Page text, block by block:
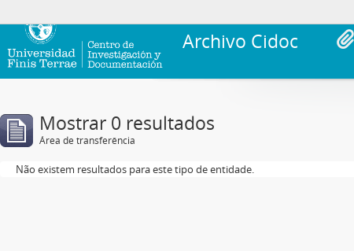
Archivo Cidoc
Mostrar 0 resultados
Área de transferência
Não existem resultados para este tipo de entidade.